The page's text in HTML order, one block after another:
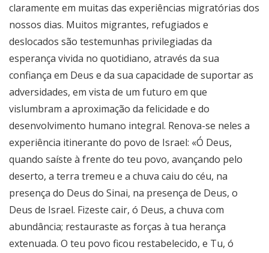
claramente em muitas das experiências migratórias dos
nossos dias. Muitos migrantes, refugiados e
deslocados são testemunhas privilegiadas da
esperança vivida no quotidiano, através da sua
confiança em Deus e da sua capacidade de suportar as
adversidades, em vista de um futuro em que
vislumbram a aproximação da felicidade e do
desenvolvimento humano integral. Renova-se neles a
experiência itinerante do povo de Israel: «Ó Deus,
quando saíste à frente do teu povo, avançando pelo
deserto, a terra tremeu e a chuva caiu do céu, na
presença do Deus do Sinai, na presença de Deus, o
Deus de Israel. Fizeste cair, ó Deus, a chuva com
abundância; restauraste as forças à tua herança
extenuada. O teu povo ficou restabelecido, e Tu, ó